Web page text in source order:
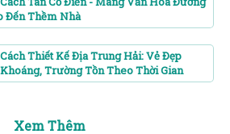
Đến Thềm Nhà
Thiết Kế Địa Trung Hải: Vẻ Đẹp
Trường Tồn Theo Thời Gian
Xem Thêm